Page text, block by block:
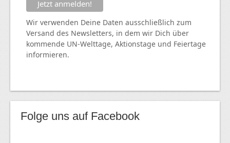
Wir verwenden Deine Daten ausschließlich zum
Versand des Newsletters, in dem wir Dich über
kommende UN-Welttage, Aktionstage und Feiertage
informieren.
Folge uns auf Facebook